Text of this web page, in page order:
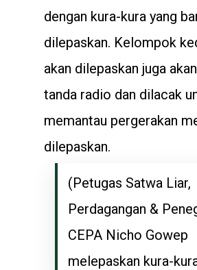
dengan kura-kura yang
dilepaskan. Kelompok
akan dilepaskan juga
tanda radio dan dilacak
memantau pergerakan
dilepaskan.
(Petugas Satwa Liar,
Perdagangan &
CEPA Nicho Gowep
melepaskan kura-